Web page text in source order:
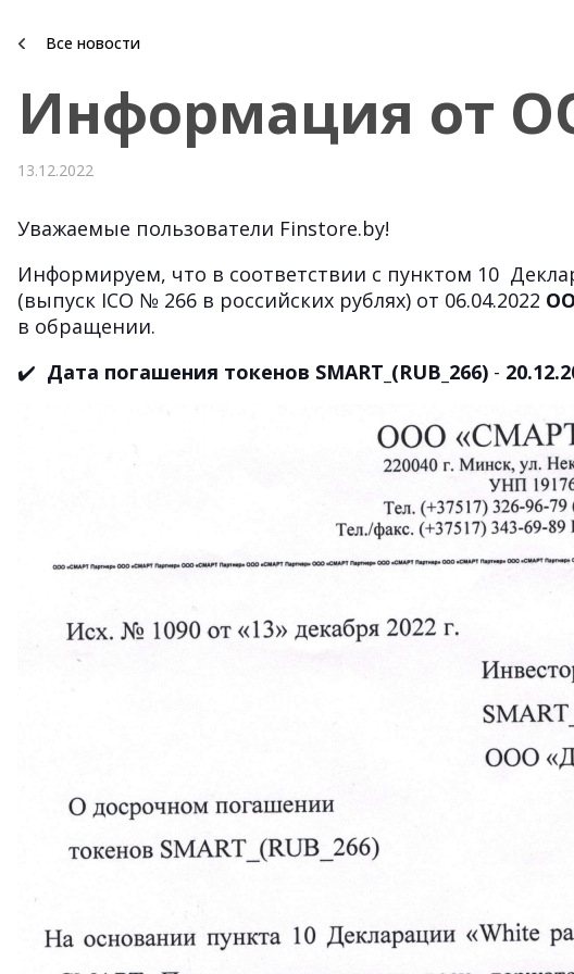
Все новости
Информация от
13.12.2022
Уважаемые пользователи Finstore.by!
Информируем, что в соответствии с пунктом 10
(выпуск ICO № 266 в российских рублях) от 06.04.2022
в обращении.
✔️ Дата погашения токенов SMART_(RUB_266) -